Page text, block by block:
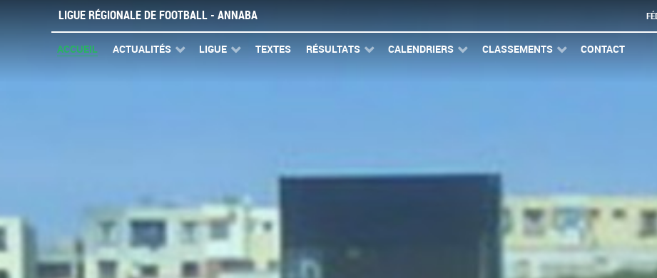
LIGUE RÉGIONALE DE FOOTBALL - ANNABA
ACCUEIL ACTUALITÉS LIGUE TEXTES RÉSULTATS CALENDRIERS CLASSEMENTS CONTACT